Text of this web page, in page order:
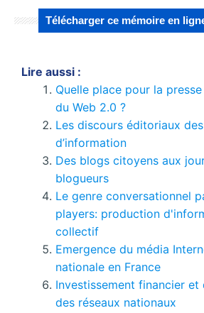
Télécharger ce mémoire en
Lire aussi :
Quelle place pour la presse
du Web 2.0 ?
Les discours éditoriaux
d’information
Des blogs citoyens aux
blogueurs
Le genre conversationnel
players: production
collectif
Emergence du média
nationale en France
Investissement financier et
des réseaux nationaux